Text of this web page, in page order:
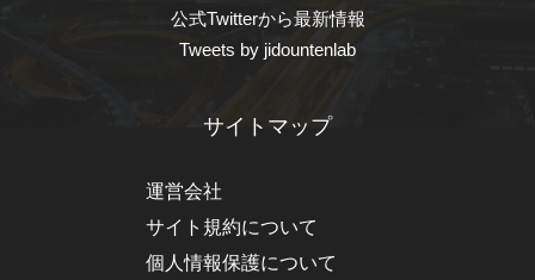
公式Twitterから最新情報
Tweets by jidountenlab
サイトマップ
運営会社
サイト規約について
個人情報保護について